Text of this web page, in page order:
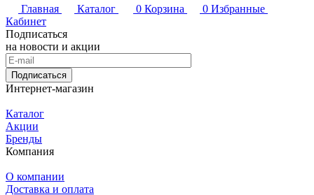
Главная
Каталог 0 Корзина 0 Избранные
Кабинет
Подписаться
на новости и акции
Подписаться
Интернет-магазин
Каталог
Акции
Бренды
Компания
О компании
Доставка и оплата